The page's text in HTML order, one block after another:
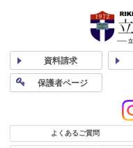
資料請求
保護者ページ
よくあるご質問